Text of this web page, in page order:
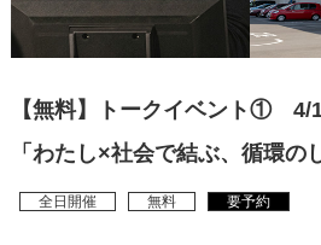
【無料】トークイベント① 4/
「わたし×社会で結ぶ、循環の
全日開催 無料 要予約